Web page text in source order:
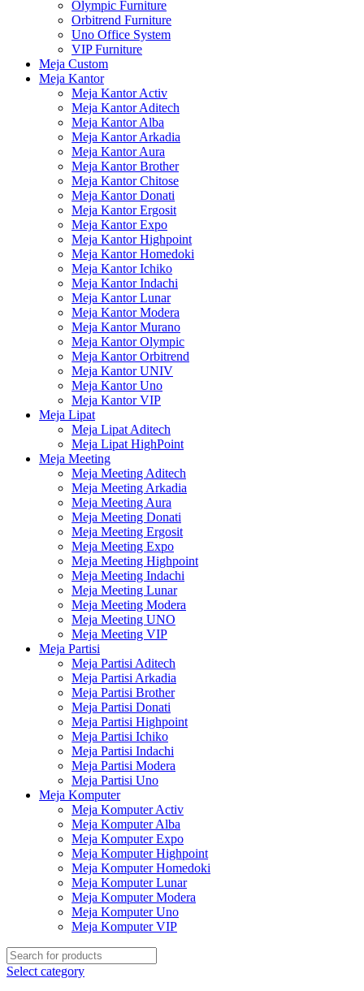
Olympic Furniture
Orbitrend Furniture
Uno Office System
VIP Furniture
Meja Custom
Meja Kantor
Meja Kantor Activ
Meja Kantor Aditech
Meja Kantor Alba
Meja Kantor Arkadia
Meja Kantor Aura
Meja Kantor Brother
Meja Kantor Chitose
Meja Kantor Donati
Meja Kantor Ergosit
Meja Kantor Expo
Meja Kantor Highpoint
Meja Kantor Homedoki
Meja Kantor Ichiko
Meja Kantor Indachi
Meja Kantor Lunar
Meja Kantor Modera
Meja Kantor Murano
Meja Kantor Olympic
Meja Kantor Orbitrend
Meja Kantor UNIV
Meja Kantor Uno
Meja Kantor VIP
Meja Lipat
Meja Lipat Aditech
Meja Lipat HighPoint
Meja Meeting
Meja Meeting Aditech
Meja Meeting Arkadia
Meja Meeting Aura
Meja Meeting Donati
Meja Meeting Ergosit
Meja Meeting Expo
Meja Meeting Highpoint
Meja Meeting Indachi
Meja Meeting Lunar
Meja Meeting Modera
Meja Meeting UNO
Meja Meeting VIP
Meja Partisi
Meja Partisi Aditech
Meja Partisi Arkadia
Meja Partisi Brother
Meja Partisi Donati
Meja Partisi Highpoint
Meja Partisi Ichiko
Meja Partisi Indachi
Meja Partisi Modera
Meja Partisi Uno
Meja Komputer
Meja Komputer Activ
Meja Komputer Alba
Meja Komputer Expo
Meja Komputer Highpoint
Meja Komputer Homedoki
Meja Komputer Lunar
Meja Komputer Modera
Meja Komputer Uno
Meja Komputer VIP
Select category